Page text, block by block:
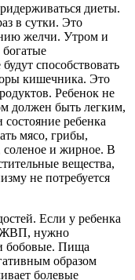
диеты.
в сутки. Это
желчи. Утром и
способствовать
кишечника. Это
Ребенок не
должен быть легким,
ребенка
мясо, грибы,
соленое и жирное. В
вещества,
не потребуется
Если у ребенка
нужно
бобовые. Пища
образом
болевые